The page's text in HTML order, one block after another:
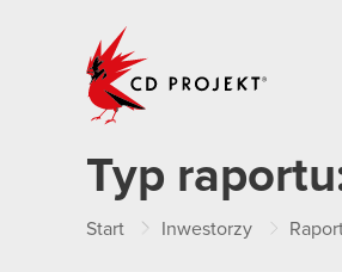
Typ
Start Inwestorzy